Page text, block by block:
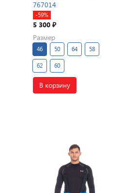
767014
-59%
5 300₽
Размер
46 50 64 58
62 60
В корзину